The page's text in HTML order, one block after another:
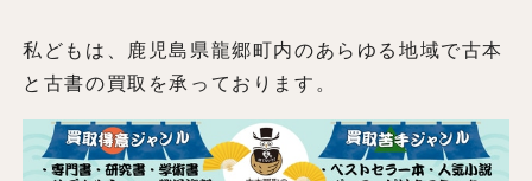
私どもは、鹿児島県龍郷町内のあらゆる地域で古本
と古書の買取を承っております。